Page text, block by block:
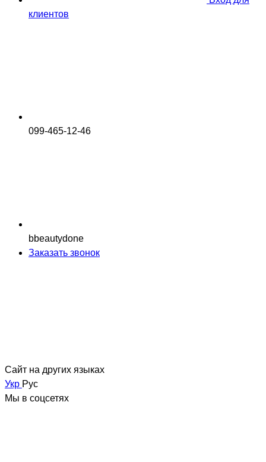
клиентов
099-465-12-46
bbeautydone
Заказать звонок
Сайт на других языках
Укр Рус
Мы в соцсетях